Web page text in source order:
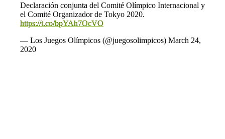
Declaración conjunta del Comité Olímpico Internacional y
el Comité Organizador de Tokyo 2020.
https://t.co/bpYAh7OcVO
— Los Juegos Olímpicos (@juegosolimpicos) March 24,
2020